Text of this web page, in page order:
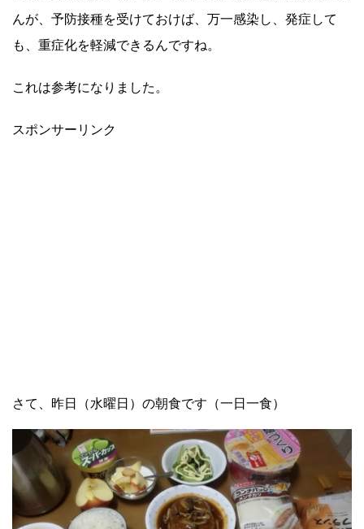
んが、予防接種を受けておけば、万一感染し、発症して
も、重症化を軽減できるんですね。
これは参考になりました。
スポンサーリンク
さて、昨日（水曜日）の朝食です（一日一食）